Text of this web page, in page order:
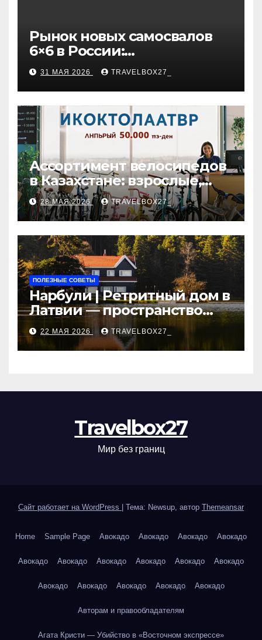
Рынок новых самосвалов
6×6 в России:
характеристики и цены
31 МАЯ 2026 TRAVELBOX27_
Ассортимент велосипедов
в Казахстане: взрослые,
детские и городские
модели, ценовые
категории и варианты
рассрочки
28 МАЯ 2026 TRAVELBOX27_
ПОЛЕЗНЫЕ СОВЕТЫ
Нарбули | Ретритный дом в
Латвии — пространство
для саморазвития и
восстановления
22 МАЯ 2026 TRAVELBOX27_
Travelbox27
Мир без границ
Сайт работает на WordPress Тема: Newsup, автор Themeansar
Home Sample Page Авокадо Авокадо Авокадо Авокадо
Авокадо Авокадо Авокадо Авокадо Авокадо Авокадо
Авокадо Авокадо Авокадо Авокадо Авокадо
Авторам и правообладателям
Агата Кристи — Убийство в «Восточном экспрессе»